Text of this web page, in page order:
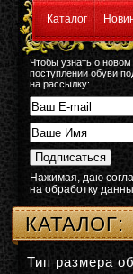
Каталог
Чтобы узнать о новом
поступлении обуви
на рассылку:
Нажимая, даю
на обработку
КАТАЛОГ:
Тип размера